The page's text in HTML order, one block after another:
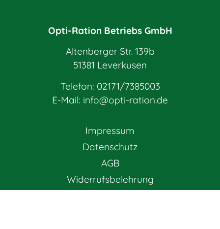
Opti-Ration Betriebs GmbH
Altenberger Str. 139b
51381 Leverkusen
Telefon: 02171/7385003
E-Mail: info@opti-ration.de
Impressum
Datenschutz
AGB
Widerrufsbelehrung